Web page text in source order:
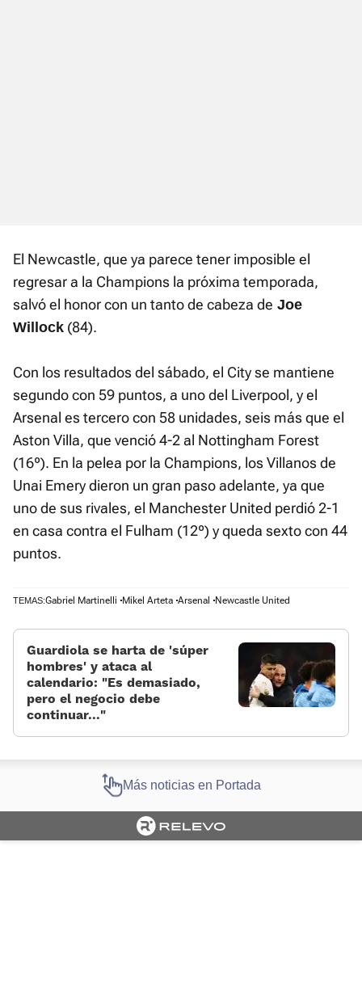
El Newcastle, que ya parece tener imposible el
regresar a la Champions la próxima temporada,
salvó el honor con un tanto de cabeza de Joe
Willock (84).
Con los resultados del sábado, el City se mantiene
segundo con 59 puntos, a uno del Liverpool, y el
Arsenal es tercero con 58 unidades, seis más que el
Aston Villa, que venció 4-2 al Nottingham Forest
(16º). En la pelea por la Champions, los Villanos de
Unai Emery dieron un gran paso adelante, ya que
uno de sus rivales, el Manchester United perdió 2-1
en casa contra el Fulham (12º) y queda sexto con 44
puntos.
TEMAS:Gabriel Martinelli Mikel Arteta Arsenal Newcastle United
Guardiola se harta de 'súper
hombres' y ataca al
calendario: «Es demasiado,
pero el negocio debe
continuar...»
Más noticias en Portada